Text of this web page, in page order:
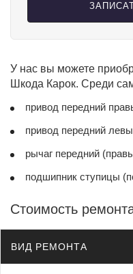
У нас вы можете
Шкода Карок. Среди
привод передний
привод передний
рычаг передний
подшипник ступицы
Стоимость
ВИД РЕМОНТА